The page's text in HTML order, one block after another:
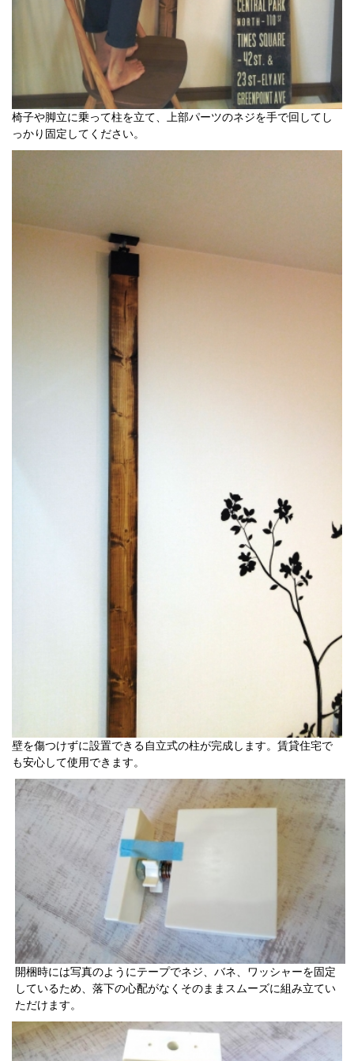
椅子や脚立に乗って柱を立て、上部パーツのネジを手で回してし
っかり固定してください。
壁を傷つけずに設置できる自立式の柱が完成します。賃貸住宅で
も安心して使用できます。
開梱時には写真のようにテープでネジ、バネ、ワッシャーを固定
しているため、落下の心配がなくそのままスムーズに組み立てい
ただけます。